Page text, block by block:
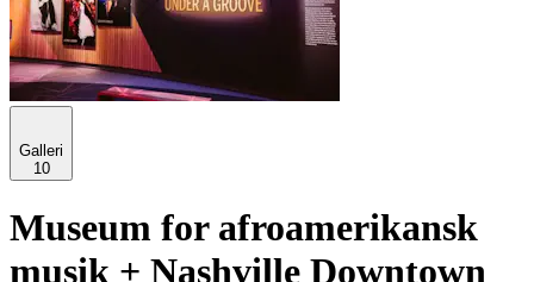
Galleri
10
Museum for afroamerikansk
musik + Nashville Downtown